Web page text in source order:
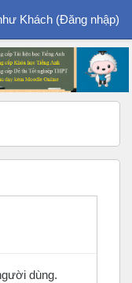
Khách (Đăng nhập)
dùng.